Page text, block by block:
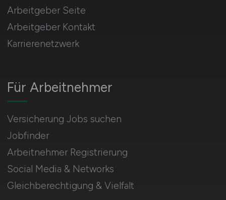
Für Arbeitnehmer
Versicherung Jobs suchen
Jobfinder
Arbeitnehmer Registrierung
Social Media & Networks
Gleichberechtigung & Vielfalt
Arbeitgeber Seite
Arbeitgeber Kontakt
Karrierenetzwerk